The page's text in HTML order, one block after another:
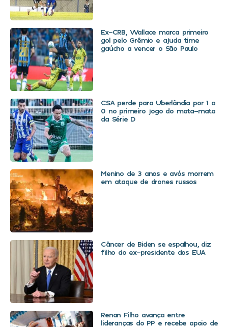
Ex-CRB, Wallace marca primeiro
gol pelo Grêmio e ajuda time
gaúcho a vencer o São Paulo
CSA perde para Uberlândia por 1 a
0 no primeiro jogo do mata-mata
da Série D
Menino de 3 anos e avós morrem
em ataque de drones russos
Câncer de Biden se espalhou, diz
filho do ex-presidente dos EUA
Renan Filho avança entre
lideranças do PP e recebe apoio de